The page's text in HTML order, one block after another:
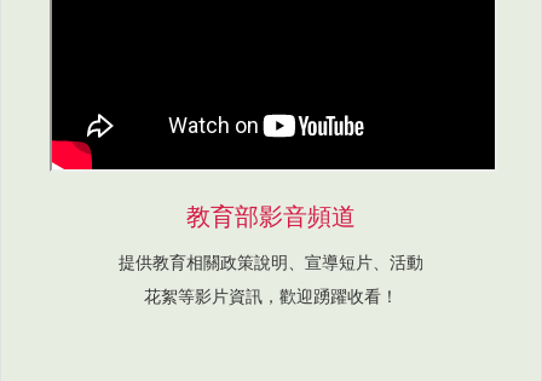
教育部影音頻道
提供教育相關政策說明、宣導短片、活動
花絮等影片資訊，歡迎踴躍收看！